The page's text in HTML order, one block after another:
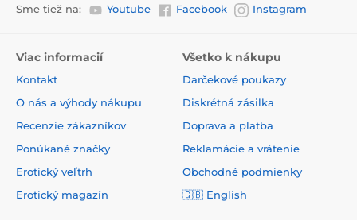
Sme tiež na: Youtube Facebook Instagram
Viac informacií
Kontakt
O nás a výhody nákupu
Recenzie zákazníkov
Ponúkané značky
Erotický veľtrh
Erotický magazín
Všetko k nákupu
Darčekové poukazy
Diskrétná zásilka
Doprava a platba
Reklamácie a vrátenie
Obchodné podmienky
🇬🇧 English